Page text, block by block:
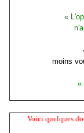
«
moins
«
Voici quelques